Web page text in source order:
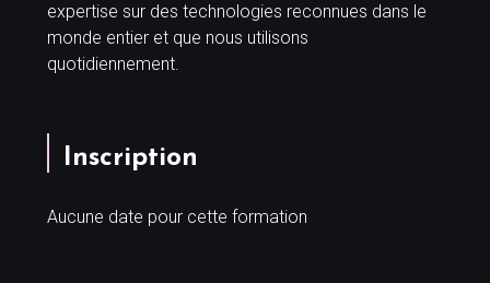
expertise sur des technologies reconnues dans le
monde entier et que nous utilisons
quotidiennement.
Inscription
Aucune date pour cette formation